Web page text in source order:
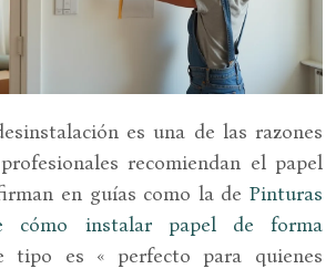
es una de las razones
recomiendan el papel
en guías como la de Pinturas
cómo instalar papel de forma
tipo es « perfecto para quienes